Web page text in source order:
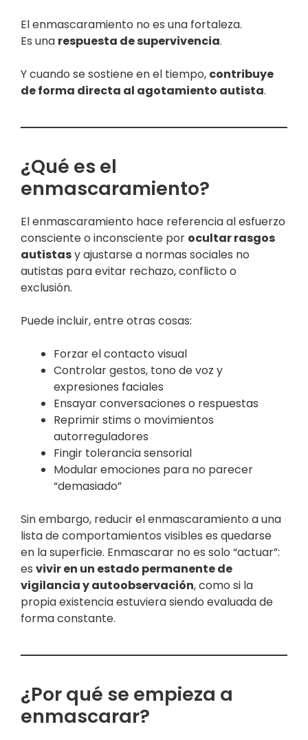
El enmascaramiento no es una fortaleza.
Es una respuesta de supervivencia.
Y cuando se sostiene en el tiempo, contribuye
de forma directa al agotamiento autista.
¿Qué es el
enmascaramiento?
El enmascaramiento hace referencia al esfuerzo
consciente o inconsciente por ocultar rasgos
autistasy ajustarse a normas sociales no
autistas para evitar rechazo, conflicto o
exclusión.
Puede incluir, entre otras cosas:
Forzar el contacto visual
Controlar gestos, tono de voz y
expresiones faciales
Ensayar conversaciones o respuestas
Reprimir stims o movimientos
autorreguladores
Fingir tolerancia sensorial
Modular emociones para no parecer
“demasiado”
Sin embargo, reducir el enmascaramiento a una
lista de comportamientos visibles es quedarse
en la superficie. Enmascarar no es solo “actuar”:
es vivir en un estado permanente de
vigilancia y autoobservación, como si la
propia existencia estuviera siendo evaluada de
forma constante.
¿Por qué se empieza a
enmascarar?